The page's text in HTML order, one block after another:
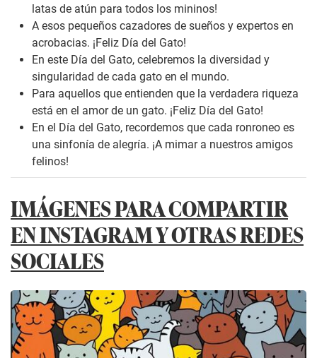
latas de atún para todos los mininos!
A esos pequeños cazadores de sueños y expertos en
acrobacias. ¡Feliz Día del Gato!
En este Día del Gato, celebremos la diversidad y
singularidad de cada gato en el mundo.
Para aquellos que entienden que la verdadera riqueza
está en el amor de un gato. ¡Feliz Día del Gato!
En el Día del Gato, recordemos que cada ronroneo es
una sinfonía de alegría. ¡A mimar a nuestros amigos
felinos!
IMÁGENES PARA COMPARTIR
EN INSTAGRAM Y OTRAS REDES
SOCIALES